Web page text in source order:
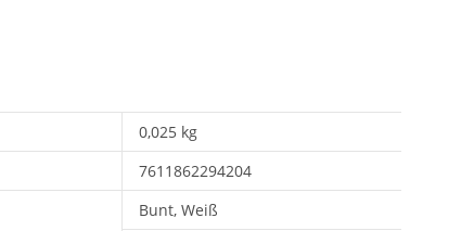
0,025 kg
7611862294204
Bunt, Weiß